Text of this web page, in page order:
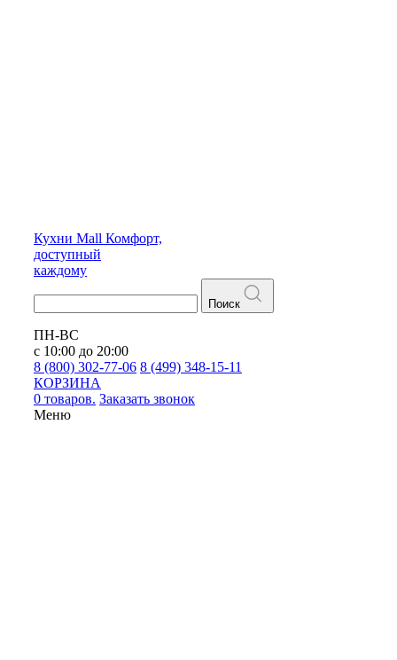
Кухни Mall Комфорт,
доступный
каждому
Поиск
ПН-ВС
с 10:00 до 20:00
8 (800) 302-77-06 8 (499) 348-15-11
КОРЗИНА
0 товаров. Заказать звонок
Меню